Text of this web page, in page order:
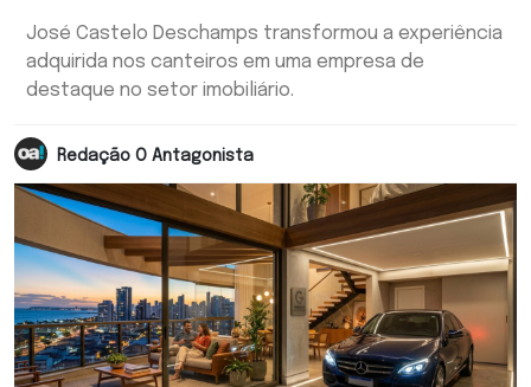
José Castelo Deschamps transformou a experiência
adquirida nos canteiros em uma empresa de
destaque no setor imobiliário.
Redação O Antagonista